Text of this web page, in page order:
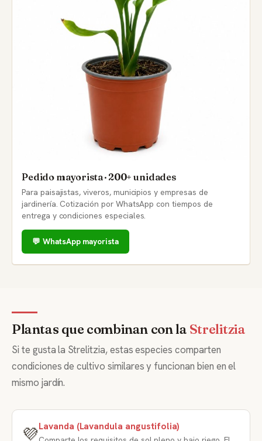
Pedido mayorista · 200+ unidades
Para paisajistas, viveros, municipios y empresas de
jardinería. Cotización por WhatsApp con tiempos de
entrega y condiciones especiales.
💬 WhatsApp mayorista
Plantas que combinan con la Strelitzia
Si te gusta la Strelitzia, estas especies comparten
condiciones de cultivo similares y funcionan bien en el
mismo jardín.
💜Lavanda (Lavandula angustifolia)